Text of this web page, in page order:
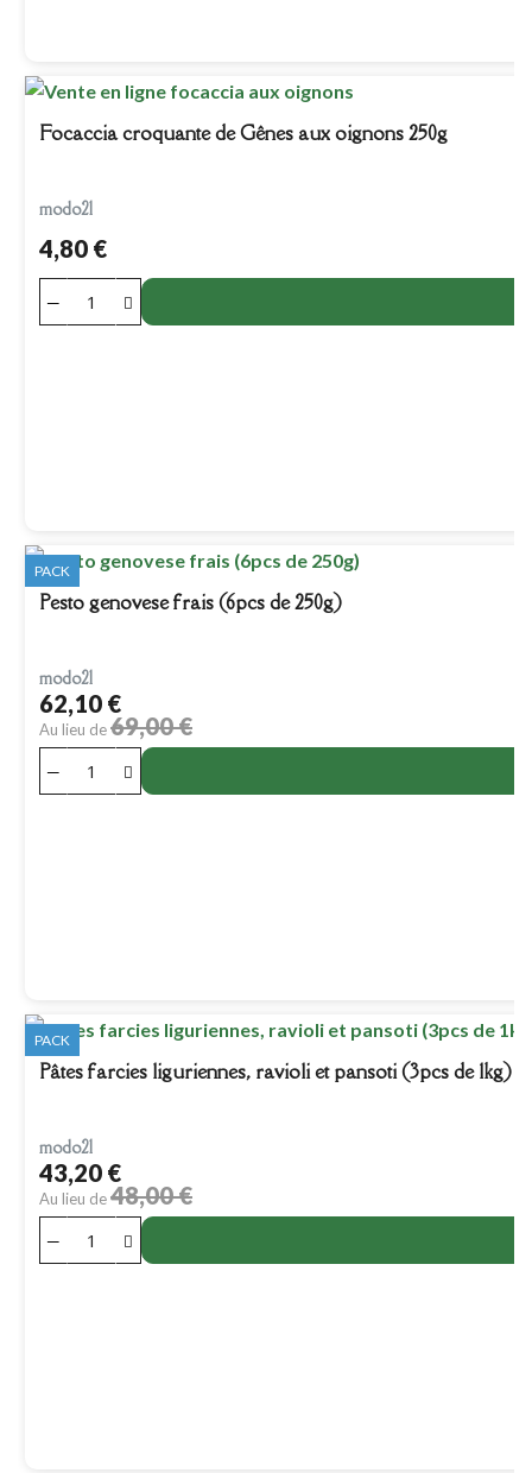
Focaccia croquante de Gênes aux oignons 250g
modo21
4,80 €
Pesto genovese frais (6pcs de 250g)
modo21
62,10 €
Au lieu de69,00 €
PACK
Pâtes farcies liguriennes, ravioli et pansoti (3pcs de 1kg)
modo21
43,20 €
Au lieu de48,00 €
PACK